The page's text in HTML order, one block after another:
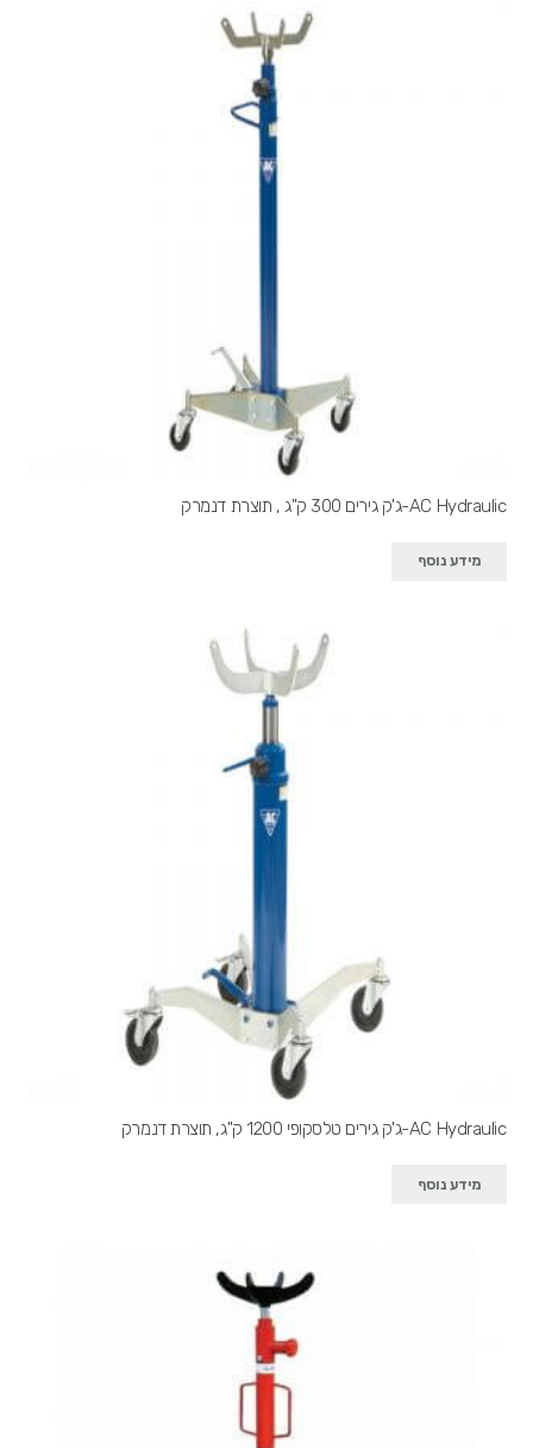
AC Hydraulic-ג'ק גירים 300 ק"ג , תוצרת דנמרק
מידע נוסף
AC Hydraulic-ג'ק גירים טלסקופי 1200 ק"ג, תוצרת דנמרק
מידע נוסף